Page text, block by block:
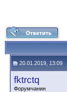
20.01.2019, 13:09
fktrctq
Форумчанин